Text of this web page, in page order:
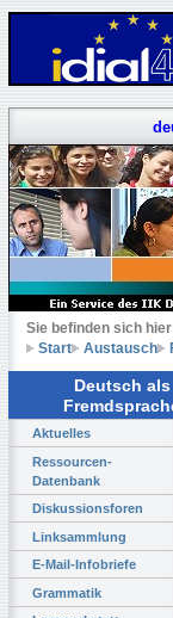
Sie befinden sich
Start
Austausch
Deutsch als
Aktuelles
Ressourcen-
Datenbank
Diskussionsforen
Linksammlung
E-Mail-Infobriefe
Grammatik